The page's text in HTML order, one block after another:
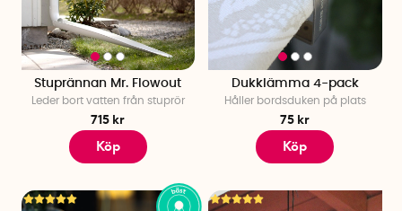
Stuprännan Mr. Flowout
Leder bort vatten från stuprör
715 kr
Köp
Dukklämma 4-pack
Håller bordsduken på plats
75 kr
Köp